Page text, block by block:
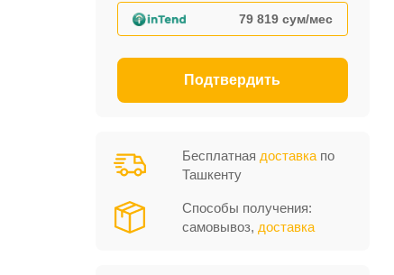
79 819 сум/мес
Подтвердить
Бесплатная доставкапо
Ташкенту
Способы получения:
самовывоз, доставка